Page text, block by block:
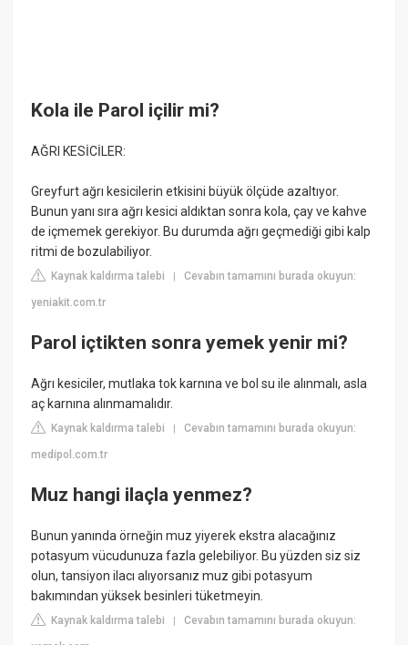
Kola ile Parol içilir mi?
AĞRI KESİCİLER:
Greyfurt ağrı kesicilerin etkisini büyük ölçüde azaltıyor.
Bunun yanı sıra ağrı kesici aldıktan sonra kola, çay ve kahve
de içmemek gerekiyor. Bu durumda ağrı geçmediği gibi kalp
ritmi de bozulabiliyor.
Kaynak kaldırma talebi |Cevabın tamamını burada okuyun:
yeniakit.com.tr
Parol içtikten sonra yemek yenir mi?
Ağrı kesiciler, mutlaka tok karnına ve bol su ile alınmalı, asla
aç karnına alınmamalıdır.
Kaynak kaldırma talebi |Cevabın tamamını burada okuyun:
medipol.com.tr
Muz hangi ilaçla yenmez?
Bunun yanında örneğin muz yiyerek ekstra alacağınız
potasyum vücudunuza fazla gelebiliyor. Bu yüzden siz siz
olun, tansiyon ilacı alıyorsanız muz gibi potasyum
bakımından yüksek besinleri tüketmeyin.
Kaynak kaldırma talebi |Cevabın tamamını burada okuyun: